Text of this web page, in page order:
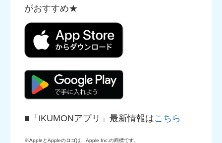
がおすすめ★
■「iKUMONアプリ」最新情報はこちら
※AppleとAppleのロゴは、Apple Inc.の商標です。